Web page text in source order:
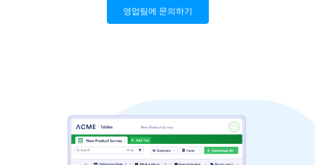
영업팀에 문의하기